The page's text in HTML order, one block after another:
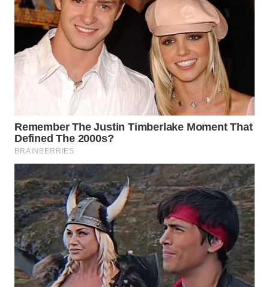
WN
NIAS
WN
LANGKAT
SELATAN
WN
TANJUNG
LESUNG
WN
KARO
WN
SIMALUNGUN